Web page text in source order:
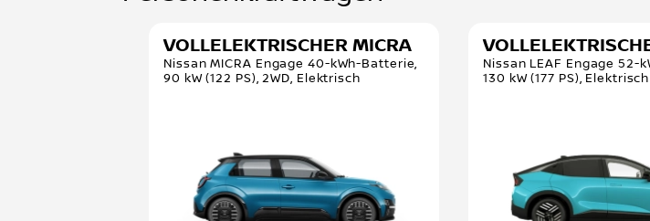
VOLLELEKTRISCHER MICRA
Nissan MICRA Engage 40-kWh-Batterie,
90 kW (122 PS), 2WD, Elektrisch
Nissan LEAF Engage 52-
130 kW (177 PS), Elektrisch